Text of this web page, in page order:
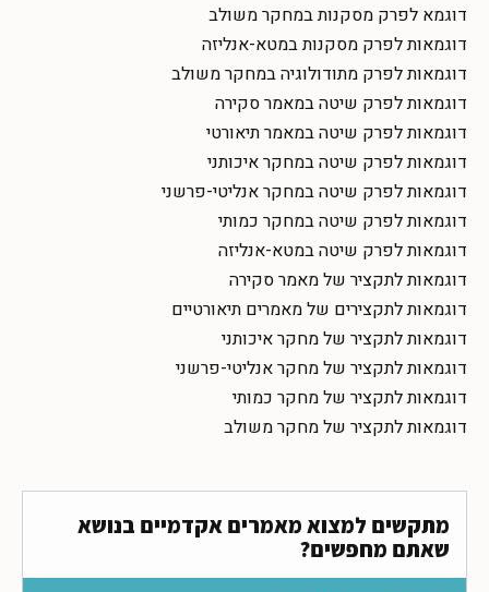
דוגמא לפרק מסקנות במחקר משולב
דוגמאות לפרק מסקנות במטא-אנליזה
דוגמאות לפרק מתודולוגיה במחקר משולב
דוגמאות לפרק שיטה במאמר סקירה
דוגמאות לפרק שיטה במאמר תיאורטי
דוגמאות לפרק שיטה במחקר איכותני
דוגמאות לפרק שיטה במחקר אנליטי-פרשני
דוגמאות לפרק שיטה במחקר כמותי
דוגמאות לפרק שיטה במטא-אנליזה
דוגמאות לתקציר של מאמר סקירה
דוגמאות לתקצירים של מאמרים תיאורטיים
דוגמאות לתקציר של מחקר איכותני
דוגמאות לתקציר של מחקר אנליטי-פרשני
דוגמאות לתקציר של מחקר כמותי
דוגמאות לתקציר של מחקר משולב
מתקשים למצוא מאמרים אקדמיים בנושא
שאתם מחפשים?